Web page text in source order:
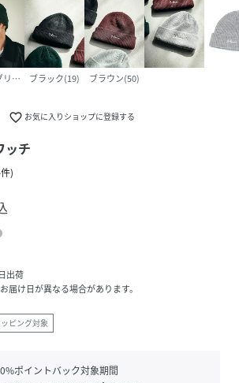
リーン(76)ブラック(19) ブラウン(50)
favorite_border お気に入りショップに登録する
ッチ
件)
出荷
け日が異なる場合があります。
ピング対象
%ポイントバック対象期間